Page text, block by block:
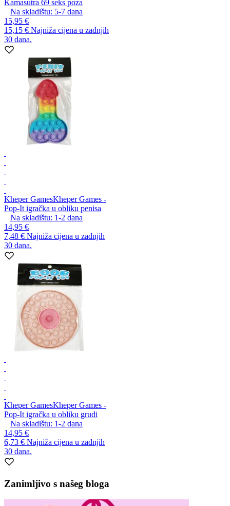
Kamasutra 69 seks poza
Na skladištu: 5-7 dana
15,95 €
15,15 € Najniža cijena u zadnjih
30 dana.
Kheper GamesKheper Games -
Pop-It igračka u obliku penisa
Na skladištu: 1-2 dana
14,95 €
7,48 € Najniža cijena u zadnjih
30 dana.
Kheper GamesKheper Games -
Pop-It igračka u obliku grudi
Na skladištu: 1-2 dana
14,95 €
6,73 € Najniža cijena u zadnjih
30 dana.
Zanimljivo s našeg bloga